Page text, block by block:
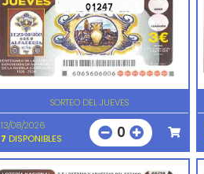
01247
SORTEO DEL JUEVES
13/08/2026
7 DISPONIBLES 0